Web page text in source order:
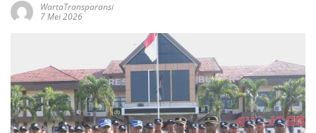
WartaTransparansi
7 Mei 2026